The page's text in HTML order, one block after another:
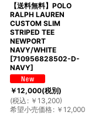
【送料無料】POLO
RALPH LAUREN
CUSTOM SLIM
STRIPED TEE
NEWPORT
NAVY/WHITE
[710956828502-D-
NAVY]
￥12,000(税別)
(税込 : ￥ 13,200)
希望小売価格: ￥ 12,000